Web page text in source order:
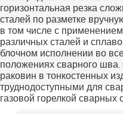
горизонтальная резка
сталей по разметке
в том числе с
различных сталей и
блочном исполнении во
положениях сварного
раковин в тонкостенных
труднодоступными для
газовой горелкой сварных